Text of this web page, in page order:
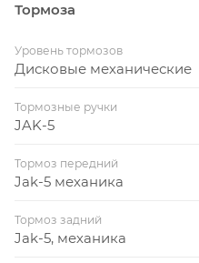
Тормоза
Уровень тормозов
Дисковые механические
Тормозные ручки
JAK-5
Тормоз передний
Jak-5 механика
Тормоз задний
Jak-5, механика